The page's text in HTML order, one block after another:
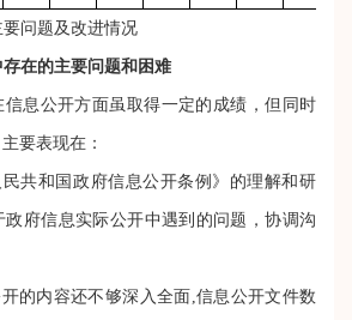
问题及改进情况
存在的主要问题和困难
信息公开方面虽取得一定的成绩，但同时
要表现在：
民共和国政府信息公开条例》的理解和研
政府信息实际公开中遇到的问题，协调沟
的内容还不够深入全面 ,信息公开文件数